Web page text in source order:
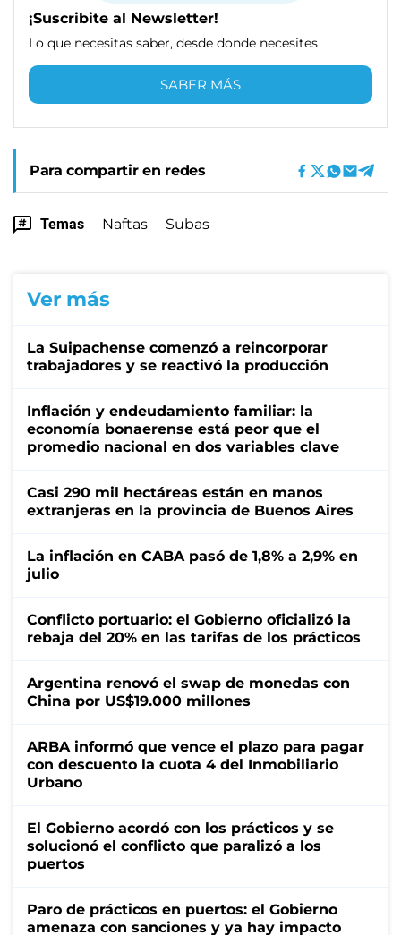
¡Suscribite al Newsletter!
Lo que necesitas saber, desde donde necesites
SABER MÁS
Para compartir en redes
Temas Naftas Subas
Ver más
La Suipachense comenzó a reincorporar
trabajadores y se reactivó la producción
Inflación y endeudamiento familiar: la
economía bonaerense está peor que el
promedio nacional en dos variables clave
Casi 290 mil hectáreas están en manos
extranjeras en la provincia de Buenos Aires
La inflación en CABA pasó de 1,8% a 2,9% en
julio
Conflicto portuario: el Gobierno oficializó la
rebaja del 20% en las tarifas de los prácticos
Argentina renovó el swap de monedas con
China por US$19.000 millones
ARBA informó que vence el plazo para pagar
con descuento la cuota 4 del Inmobiliario
Urbano
El Gobierno acordó con los prácticos y se
solucionó el conflicto que paralizó a los
puertos
Paro de prácticos en puertos: el Gobierno
amenaza con sanciones y ya hay impacto